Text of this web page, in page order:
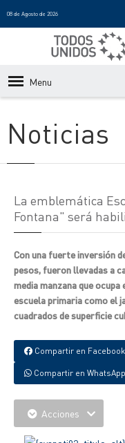
08 de Agosto de 2026
Menu
Noticias
La emblemática
Fontana" será
Con una fuerte inversión
pesos, fueron llevadas a
media manzana que
escuela primaria como el
cuadrados de superficie
Compartir en Facebook
Compartir en WhatsApp
Acciones